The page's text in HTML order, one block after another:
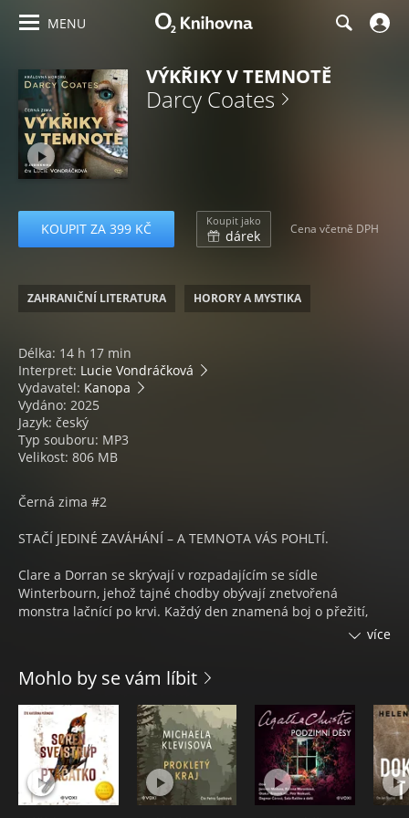
MENU
VÝKŘIKY V TEMNOTĚ
Darcy Coates
KOUPIT ZA 399 KČ Koupit jako
dárek Cena včetně DPH
ZAHRANIČNÍ LITERATURA HORORY A MYSTIKA
Délka: 14 h 17 min
Interpret: Lucie Vondráčková
Vydavatel: Kanopa
Vydáno: 2025
Jazyk: český
Typ souboru: MP3
Velikost: 806 MB
Černá zima #2
STAČÍ JEDINÉ ZAVÁHÁNÍ – A TEMNOTA VÁS POHLTÍ.
Clare a Dorran se skrývají v rozpadajícím se sídle
Winterbourn, jehož tajné chodby obývají znetvořená
monstra lačnící po krvi. Každý den znamená boj o přežití,
každá noc přináší novou hrozbu. Přesto doufají, že tu najdou
Pak se ale vysílačkou ozve Clareina sestra Bethany. Je naživu,
ale uvězněná v bunkru, kde jí dochází kyslík. Mezi nimi leží
stovky kilometrů zpustošené krajiny plné
nepojmenovatelných hrůz, a čas neúprosně běží. Zůstat
znamená odsoudit Bethany k pomalé smrti. Vyrazit na cestu
je téměř jistá sebevražda.
více
Mohlo by se vám líbit